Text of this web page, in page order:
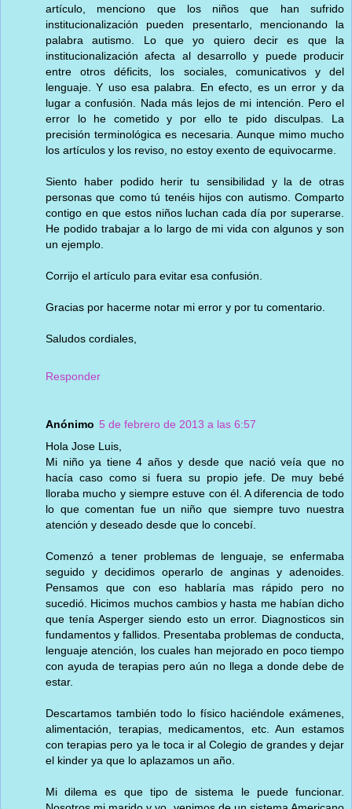
artículo, menciono que los niños que han sufrido
institucionalización pueden presentarlo, mencionando la
palabra autismo. Lo que yo quiero decir es que la
institucionalización afecta al desarrollo y puede producir
entre otros déficits, los sociales, comunicativos y del
lenguaje. Y uso esa palabra. En efecto, es un error y da
lugar a confusión. Nada más lejos de mi intención. Pero el
error lo he cometido y por ello te pido disculpas. La
precisión terminológica es necesaria. Aunque mimo mucho
los artículos y los reviso, no estoy exento de equivocarme.
Siento haber podido herir tu sensibilidad y la de otras
personas que como tú tenéis hijos con autismo. Comparto
contigo en que estos niños luchan cada día por superarse.
He podido trabajar a lo largo de mi vida con algunos y son
un ejemplo.
Corrijo el artículo para evitar esa confusión.
Gracias por hacerme notar mi error y por tu comentario.
Saludos cordiales,
Responder
Anónimo 5 de febrero de 2013 a las 6:57
Hola Jose Luis,
Mi niño ya tiene 4 años y desde que nació veía que no
hacía caso como si fuera su propio jefe. De muy bebé
lloraba mucho y siempre estuve con él. A diferencia de todo
lo que comentan fue un niño que siempre tuvo nuestra
atención y deseado desde que lo concebí.
Comenzó a tener problemas de lenguaje, se enfermaba
seguido y decidimos operarlo de anginas y adenoides.
Pensamos que con eso hablaría mas rápido pero no
sucedió. Hicimos muchos cambios y hasta me habían dicho
que tenía Asperger siendo esto un error. Diagnosticos sin
fundamentos y fallidos. Presentaba problemas de conducta,
lenguaje atención, los cuales han mejorado en poco tiempo
con ayuda de terapias pero aún no llega a donde debe de
estar.
Descartamos también todo lo físico haciéndole exámenes,
alimentación, terapias, medicamentos, etc. Aun estamos
con terapias pero ya le toca ir al Colegio de grandes y dejar
el kinder ya que lo aplazamos un año.
Mi dilema es que tipo de sistema le puede funcionar.